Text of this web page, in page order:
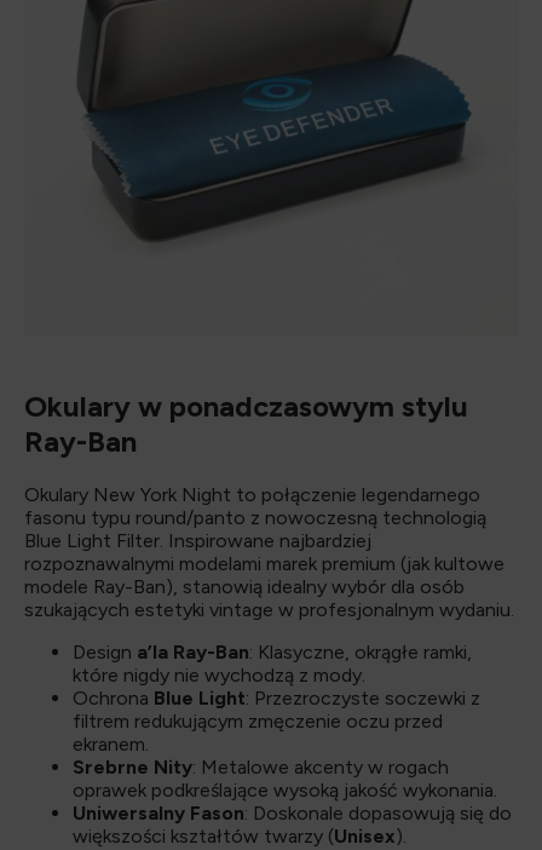
Okulary w ponadczasowym stylu
Ray-Ban
Okulary New York Night to połączenie legendarnego
fasonu typu round/panto z nowoczesną technologią
Blue Light Filter. Inspirowane najbardziej
rozpoznawalnymi modelami marek premium (jak kultowe
modele Ray-Ban), stanowią idealny wybór dla osób
szukających estetyki vintage w profesjonalnym wydaniu.
Design a’la Ray-Ban: Klasyczne, okrągłe ramki,
które nigdy nie wychodzą z mody.
Ochrona Blue Light: Przezroczyste soczewki z
filtrem redukującym zmęczenie oczu przed
ekranem.
Srebrne Nity: Metalowe akcenty w rogach
oprawek podkreślające wysoką jakość wykonania.
Uniwersalny Fason: Doskonale dopasowują się do
większości kształtów twarzy (Unisex).